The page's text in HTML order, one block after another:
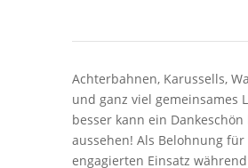
Achterbahnen, Karussells,
und ganz viel gemeinsames
besser kann ein Dankeschön
aussehen! Als Belohnung
engagierten Einsatz